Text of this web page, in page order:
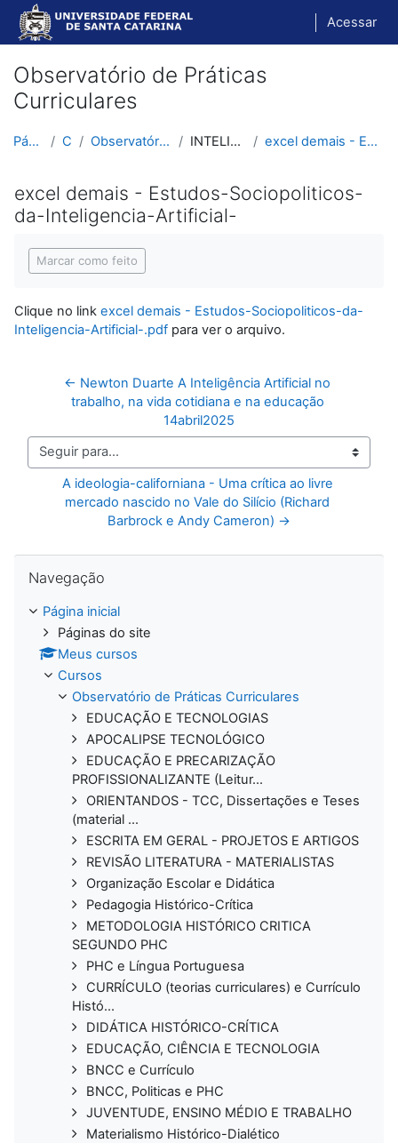
Ir para o conteúdo principal
Acessar
Observatório de Práticas
Curriculares
Página inicial Cursos Observatório de Práticas Curriculares INTELIGÊNCIA ARTIFICIAL excel demais - Estudos-Sociopoliticos-da-Inteligen...
excel demais - Estudos-Sociopoliticos-
da-Inteligencia-Artificial-
Marcar como feito
Clique no link excel demais - Estudos-Sociopoliticos-da-
Inteligencia-Artificial-.pdf para ver o arquivo.
← Newton Duarte A Inteligência Artificial no
trabalho, na vida cotidiana e na educação
14abril2025
Seguir para...
A ideologia-californiana - Uma crítica ao livre
mercado nascido no Vale do Silício (Richard
Barbrock e Andy Cameron) →
Navegação
Página inicial
Páginas do site
Meus cursos
Cursos
Observatório de Práticas Curriculares
EDUCAÇÃO E TECNOLOGIAS
APOCALIPSE TECNOLÓGICO
EDUCAÇÃO E PRECARIZAÇÃO
PROFISSIONALIZANTE (Leitur...
ORIENTANDOS - TCC, Dissertações e Teses
(material ...
ESCRITA EM GERAL - PROJETOS E ARTIGOS
REVISÃO LITERATURA - MATERIALISTAS
Organização Escolar e Didática
Pedagogia Histórico-Crítica
METODOLOGIA HISTÓRICO CRITICA
SEGUNDO PHC
PHC e Língua Portuguesa
CURRÍCULO (teorias curriculares) e Currículo
Histó...
DIDÁTICA HISTÓRICO-CRÍTICA
EDUCAÇÃO, CIÊNCIA E TECNOLOGIA
BNCC e Currículo
BNCC, Politicas e PHC
JUVENTUDE, ENSINO MÉDIO E TRABALHO
Materialismo Histórico-Dialético